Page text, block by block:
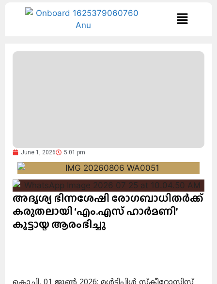
June 1, 2026 5:01 pm
അദൃശ്യ ഭിന്നശേഷി രോഗബാധിതർക്ക്
കരുതലായി ‘എം.എസ് ഹാർമണി’
കൂട്ടായ്മ ആരംഭിച്ചു